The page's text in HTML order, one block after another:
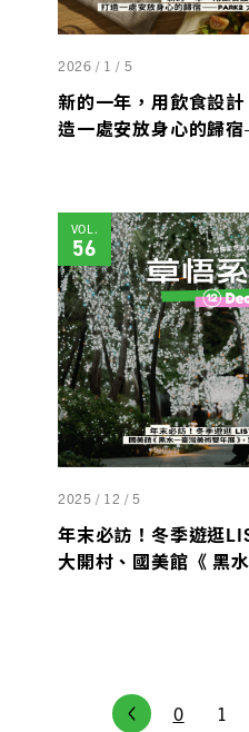
2026 / 1 / 5
新的一年，用飲食設
造一處安放身心的歸
VOL.
56
2025 / 12 / 5
年末必訪！冬季遊逛
大開村、國美館《 黑
0 1